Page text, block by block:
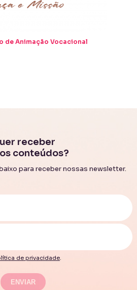
de Animação Vocacional
receber
conteúdos?
para receber nossas newsletter.
de privacidade.